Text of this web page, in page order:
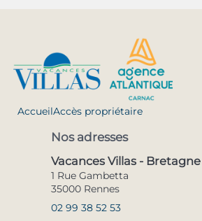
AccueilAccès propriétaire
Nos adresses
Vacances Villas -
1 Rue Gambetta
35000 Rennes
02 99 38 52 53